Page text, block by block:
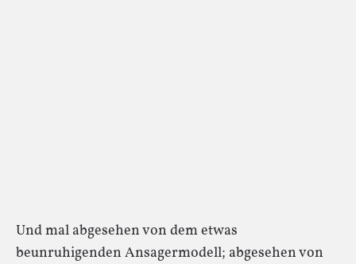
Und mal abgesehen von dem etwas
beunruhigenden Ansagermodell; abgesehen von